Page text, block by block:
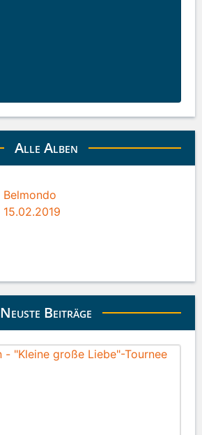
Alle Alben
Belmondo
15.02.2019
Neuste Beiträge